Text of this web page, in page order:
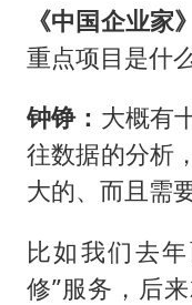
《中国企业家
重点项目是什
钟铮： 大概有
往数据的分析
大的、而且需
比如我们去
修”服务，后